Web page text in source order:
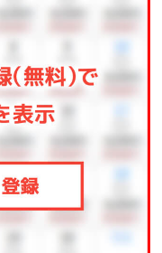
まで、車で約50分
!御菓子御殿「恩納
い海!万座毛まで、